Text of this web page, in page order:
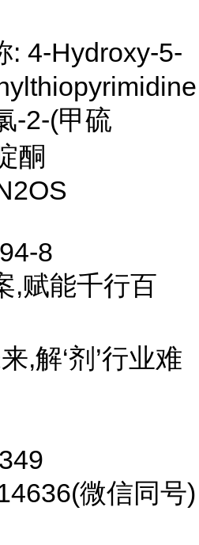
: 4-Hydroxy-5-
-2-(甲硫
酮
8
,赋能千行百
,解‘剂’行业难
微信同号)